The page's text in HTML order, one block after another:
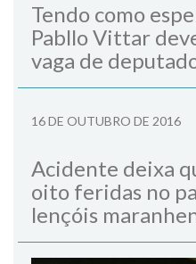
Tendo como
Pabllo Vittar
vaga de
16 DE OUTUBRO DE 2016
Acidente deixa
oito feridas no
lençóis